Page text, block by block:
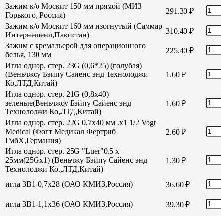
Зажим к/о Москит 150 мм прямой (МИЗ
Горького, Россия)
291.30 ₽
Зажим к/о Москит 160 мм изогнутый (Саммар
Интернешенл,Пакистан)
310.40 ₽
Зажим с кремальерой для операционного
белья, 130 мм
225.40 ₽
Игла однор. стер. 23G (0,6*25) (голубая)
(Веньчжоу Бэйпу Сайенс энд Технолоджи
Ко,ЛТД,Китай)
1.60 ₽
Игла однор. стер. 21G (0,8х40)
зеленые(Веньчжоу Бэйпу Сайенс энд
Технолоджи Ко,ЛТД,Китай)
1.60 ₽
Игла однор. стер. 22G 0,7х40 мм .х1 1/2 Vogt
Medical (Фогт Медикал Фертриб
ГмбХ,Германия)
2.60 ₽
Игла однор. стер. 25G "Luer"0.5 х
25мм(25Gх1) (Веньчжу Бэйпу Сайенс энд
Технолоджи Ко.,ЛТД,Китай)
1.30 ₽
игла 3В1-0,7х28 (ОАО КМИЗ,Россия) 36.60 ₽
игла 3В1-1,1х36 (ОАО КМИЗ,Россия) 39.30 ₽